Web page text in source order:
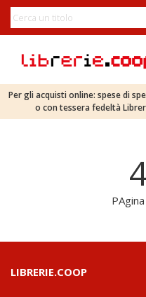
Per gli acquisti online: spese di
o con tessera fedeltà
LIBRERIE.COOP